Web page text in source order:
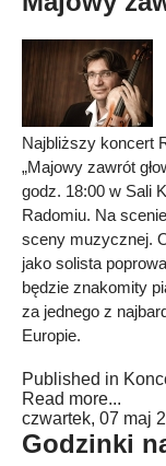
Najbliższy koncert
„Majowy zawrót
godz. 18:00 w Sali
Radomiu. Na
sceny muzycznej.
jako solista
będzie znakomity
za jednego z
Europie.
Published in
Read more...
czwartek, 07 maj
Godzinki